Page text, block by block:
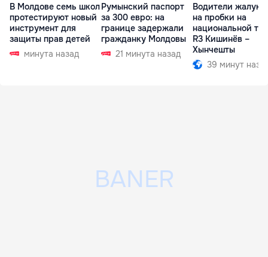
В Молдове семь школ
протестируют новый
инструмент для
защиты прав детей
минута назад
Румынский паспорт
за 300 евро: на
границе задержали
гражданку Молдовы
21 минута назад
Водители
на пробки на
национальной
R3 Кишинёв –
Хынчешты
39 минут